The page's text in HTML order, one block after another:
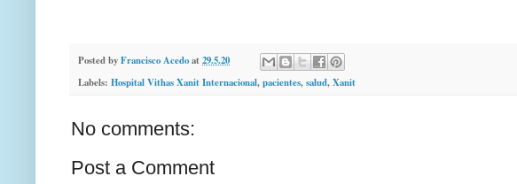
Posted byFrancisco Acedoat 29.5.20
Labels: Hospital Vithas Xanit Internacional,pacientes,salud,Xanit
No comments:
Post a Comment